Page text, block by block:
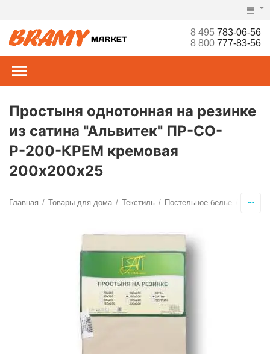
8 495783-06-56
8 800777-83-56
Простыня однотонная на резинке
из сатина "Альвитек" ПР-СО-
Р-200-КРЕМ кремовая
200х200х25
Главная / Товары для дома / Текстиль / Постельное белье